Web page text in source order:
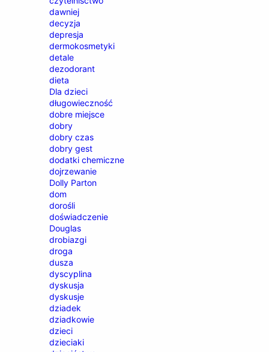
dawniej
decyzja
depresja
dermokosmetyki
detale
dezodorant
dieta
Dla dzieci
długowieczność
dobre miejsce
dobry
dobry czas
dobry gest
dodatki chemiczne
dojrzewanie
Dolly Parton
dom
dorośli
doświadczenie
Douglas
drobiazgi
droga
dusza
dyscyplina
dyskusja
dyskusje
dziadek
dziadkowie
dzieci
dzieciaki